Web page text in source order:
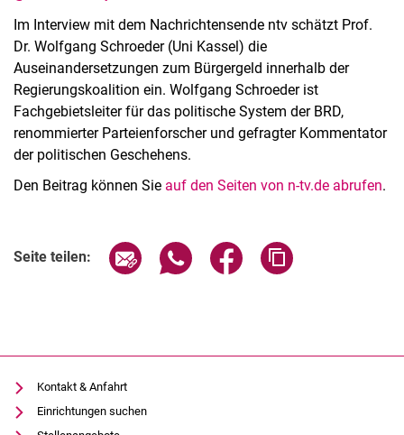
Alle Termine
Im Interview mit dem Nachrichtensende ntv schätzt Prof.
Dr. Wolfgang Schroeder (Uni Kassel) die
Auseinandersetzungen zum Bürgergeld innerhalb der
Regierungskoalition ein. Wolfgang Schroeder ist
Fachgebietsleiter für das politische System der BRD,
renommierter Parteienforscher und gefragter Kommentator
der politischen Geschehens.
Den Beitrag können Sie auf den Seiten von n-tv.de abrufen.
Seite teilen: Seite über E-Mail teilen
Seite über WhatsApp teilen
Seite über Facebook
Kontakt & Anfahrt
Einrichtungen suchen